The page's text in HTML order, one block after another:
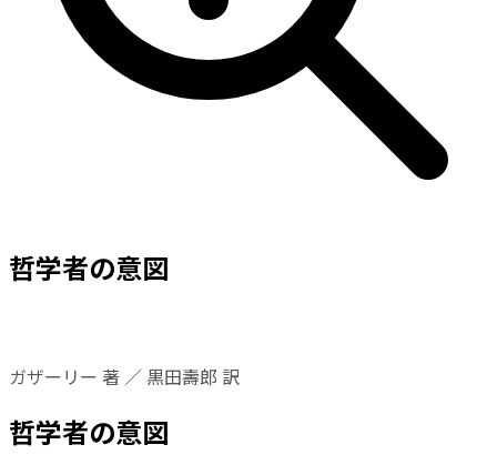
哲学者の意図
ガザーリー 著 ／ 黒田壽郎 訳
哲学者の意図